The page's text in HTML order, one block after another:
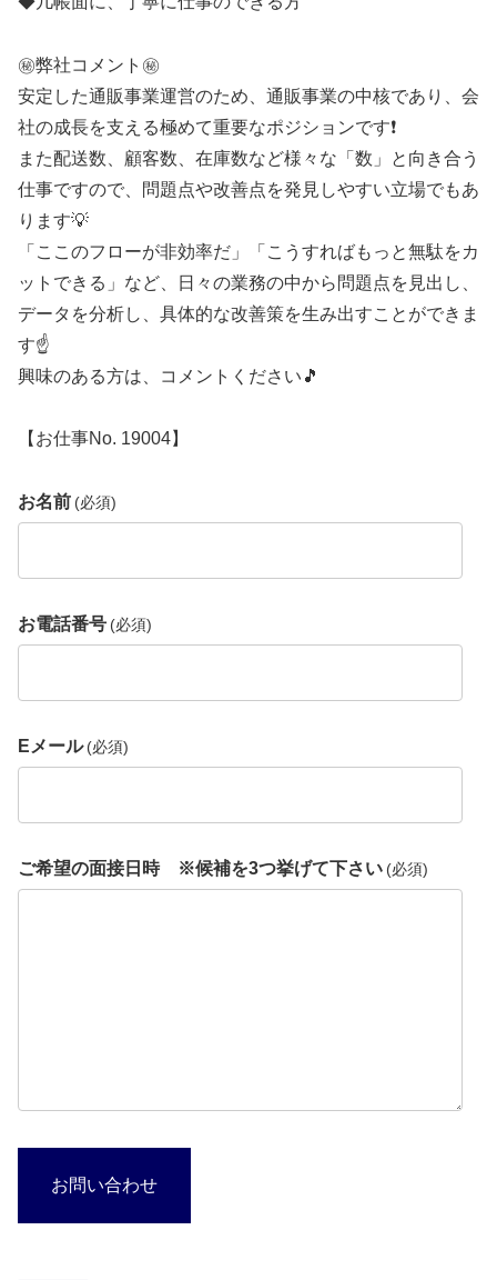
㊙️弊社コメント㊙️
安定した通販事業運営のため、通販事業の中核であり、会
社の成長を支える極めて重要なポジションです❗
また配送数、顧客数、在庫数など様々な「数」と向き合う
仕事ですので、問題点や改善点を発見しやすい立場でもあ
ります💡
「ここのフローが非効率だ」「こうすればもっと無駄をカ
ットできる」など、日々の業務の中から問題点を見出し、
データを分析し、具体的な改善策を生み出すことができま
す☝️
興味のある方は、コメントください🎵
【お仕事No. 19004】
お名前 (必須)
お電話番号 (必須)
Eメール (必須)
ご希望の面接日時 ※候補を3つ挙げて下さい (必須)
お問い合わせ